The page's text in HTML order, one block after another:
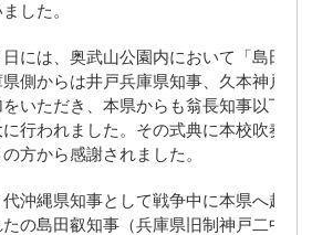
した。
日には、奥武山公園内において「島田叡
側からは井戸兵庫県知事、久本神戸市
をいただき、本県からも翁長知事以下１
行われました。その式典に本校吹奏楽
方から感謝されました。
沖縄県知事として戦争中に本県へ赴任
の島田叡知事（兵庫県旧制神戸二中出